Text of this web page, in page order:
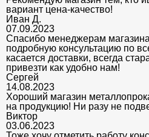
вариант цена-качество!
Иван Д.
07.09.2023
Спасибо менеджерам
подробную консультацию по
касается доставки, всегда
привезти как удобно нам!
Сергей
14.08.2023
Хороший магазин
на продукцию! Ни разу не
Виктор
03.06.2023